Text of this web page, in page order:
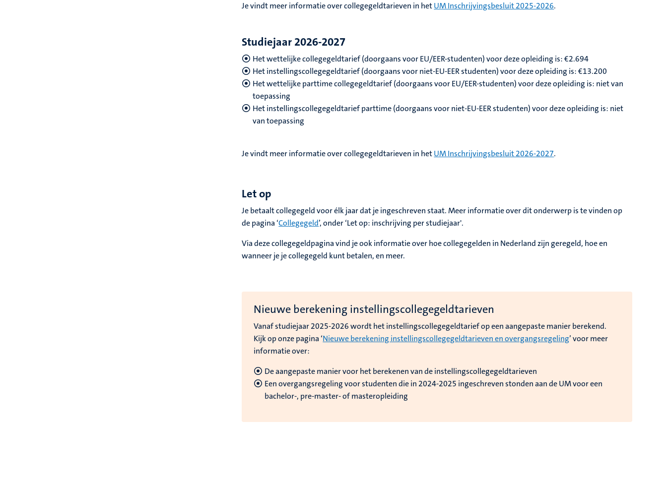
Je vindt meer informatie over collegegeldtarieven in hetUM Inschrijvingsbesluit 2025-2026.
Studiejaar 2026-2027
Het wettelijke collegegeldtarief (doorgaans voor EU/EER-studenten) voor deze opleiding is: €2.694
Het instellingscollegegeldtarief (doorgaans voor niet-EU-EER studenten) voor deze opleiding is: €13.200
Het wettelijke parttime collegegeldtarief (doorgaans voor EU/EER-studenten) voor deze opleiding is: niet van
toepassing
Het instellingscollegegeldtarief parttime (doorgaans voor niet-EU-EER studenten) voor deze opleiding is: niet
van toepassing
Je vindt meer informatie over collegegeldtarieven in hetUM Inschrijvingsbesluit 2026-2027.
Let op
Je betaalt collegegeld voor élk jaar dat je ingeschreven staat. Meer informatie over dit onderwerp is te vinden op
de pagina ‘Collegegeld’, onder ‘Let op: inschrijving per studiejaar'.
Via deze collegegeldpagina vind je ook informatie over hoe collegegelden in Nederland zijn geregeld, hoe en
wanneer je je collegegeld kunt betalen, en meer.
Nieuwe berekening instellingscollegegeldtarieven
Vanaf studiejaar 2025-2026 wordt het instellingscollegegeldtarief op een aangepaste manier berekend.
Kijk op onze pagina ‘Nieuwe berekening instellingscollegegeldtarieven en overgangsregeling’ voor meer
informatie over:
De aangepaste manier voor het berekenen van de instellingscollegegeldtarieven
Een overgangsregeling voor studenten die in 2024-2025 ingeschreven stonden aan de UM voor een
bachelor-, pre-master- of masteropleiding